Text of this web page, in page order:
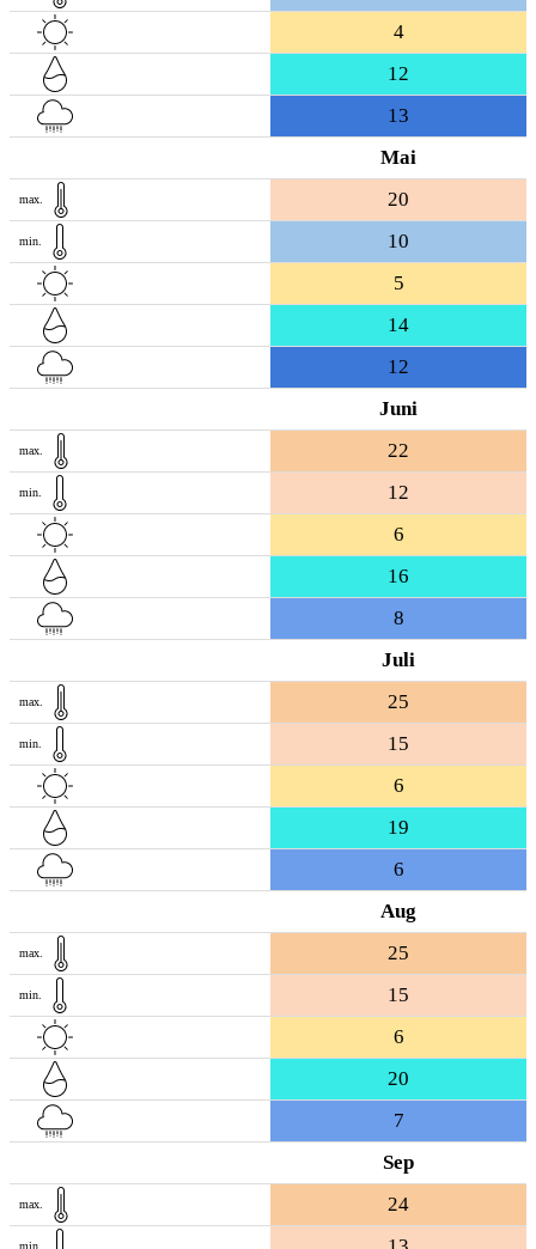
4
12
13
Mai
max. 20
min.
10
5
14
12
Juni
max. 22
min.
12
6
16
8
Juli
max. 25
min.
15
6
19
6
Aug
max. 25
min.
15
6
20
7
Sep
max. 24
min.